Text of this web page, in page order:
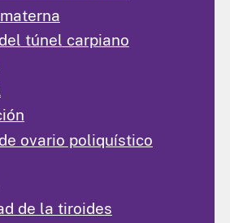
túnel carpiano
ovario poliquístico
de la tiroides